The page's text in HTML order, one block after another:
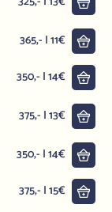
365,- | 11€
350,- | 14€
375,- | 13€
350,- | 14€
375,- | 15€